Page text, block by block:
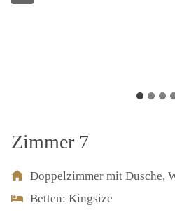
Zimmer 7
Doppelzimmer mit Dusche,
Betten: Kingsize